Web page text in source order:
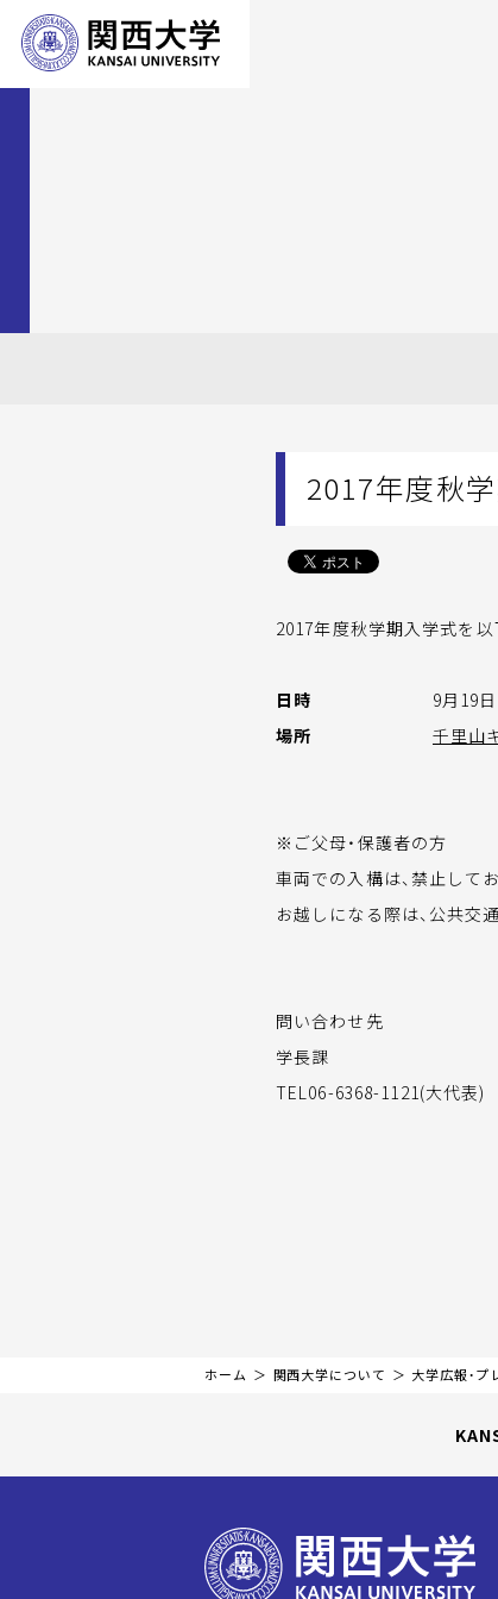
2017年度秋
2017年度秋学期入学式を以
日時
9月19
場所
千里山
※ご父母・保護者の方
車両での入構は、禁止して
お越しになる際は、公共交
問い合わせ先
学長課
TEL06-6368-1121(大代表)
ホーム 関西大学について 大学広報・プ